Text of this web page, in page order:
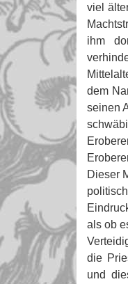
viel
ihm
dem
seinen
Dieser
als ob
die
und